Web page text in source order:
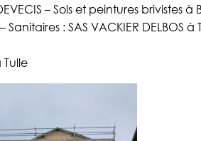
– Sols et peintures brivistes à
: SAS VACKIER DELBOS à
Tulle